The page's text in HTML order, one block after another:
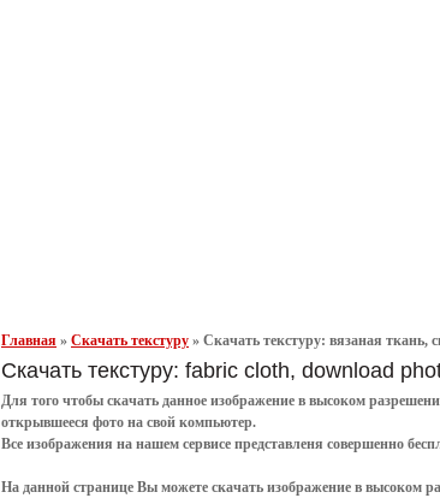
Главная » Скачать текстуру » Скачать текстуру: вязаная ткань,
Скачать текстуру: fabric cloth, download
Для того чтобы скачать данное изображение в высоком
открывшееся фото на свой компьютер.
Все изображения на нашем сервисе представленя совершенно
На данной странице Вы можете скачать изображение в высоком